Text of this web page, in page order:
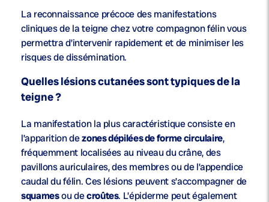
La reconnaissance précoce des manifestations
cliniques de la teigne chez votre compagnon félin vous
permettra d’intervenir rapidement et de minimiser les
risques de dissémination.
Quelles lésions cutanées sont typiques de la
teigne ?
La manifestation la plus caractéristique consiste en
l’apparition dezones dépilées de forme circulaire,
fréquemment localisées au niveau du crâne, des
pavillons auriculaires, des membres ou de l’appendice
caudal du félin. Ces lésions peuvent s’accompagner de
squamesou decroûtes. L’épiderme peut également